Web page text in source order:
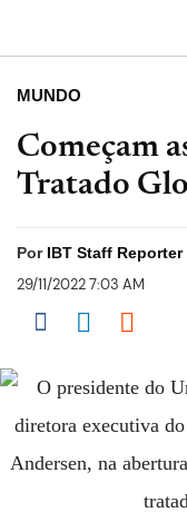
MUNDO
Começam
Tratado
Por IBT Staff Reporter
29/11/2022 7:03 AM
Share on
Share